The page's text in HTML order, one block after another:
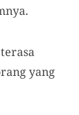
yang